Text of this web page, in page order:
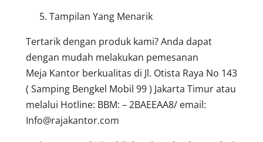
Tampilan Yang Menarik
Tertarik dengan produk kami? Anda dapat
dengan mudah melakukan pemesanan
Meja Kantor berkualitas di Jl. Otista Raya No 143
( Samping Bengkel Mobil 99 ) Jakarta Timur atau
melalui Hotline: BBM: – 2BAEEAA8/ email:
Info@rajakantor.com